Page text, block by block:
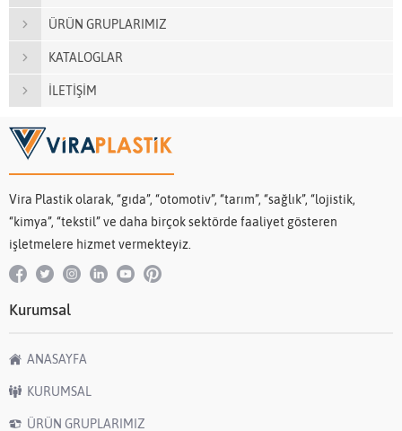
ÜRÜN GRUPLARIMIZ
KATALOGLAR
İLETİŞİM
Vira Plastik olarak, “gıda”, “otomotiv”, “tarım”, “sağlık”, “lojistik,
“kimya”, “tekstil” ve daha birçok sektörde faaliyet gösteren
işletmelere hizmet vermekteyiz.
Kurumsal
ANASAYFA
KURUMSAL
ÜRÜN GRUPLARIMIZ